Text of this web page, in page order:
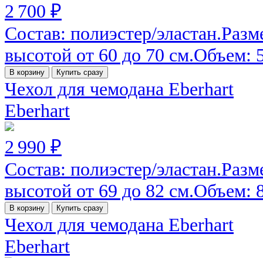
2 700 ₽
Состав: полиэстер/
высотой от 60 до 70 см.Объем:
В корзину Купить сразу
Чехол для чемодана Eberhart
Eberhart
2 990 ₽
Состав: полиэстер/
высотой от 69 до 82 см.Объем:
В корзину Купить сразу
Чехол для чемодана Eberhart
Eberhart